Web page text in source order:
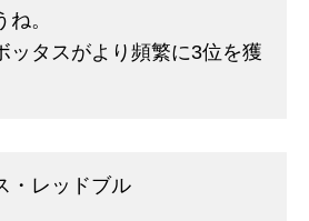
。
ッタスがより頻繁に3位を獲
・レッドブル